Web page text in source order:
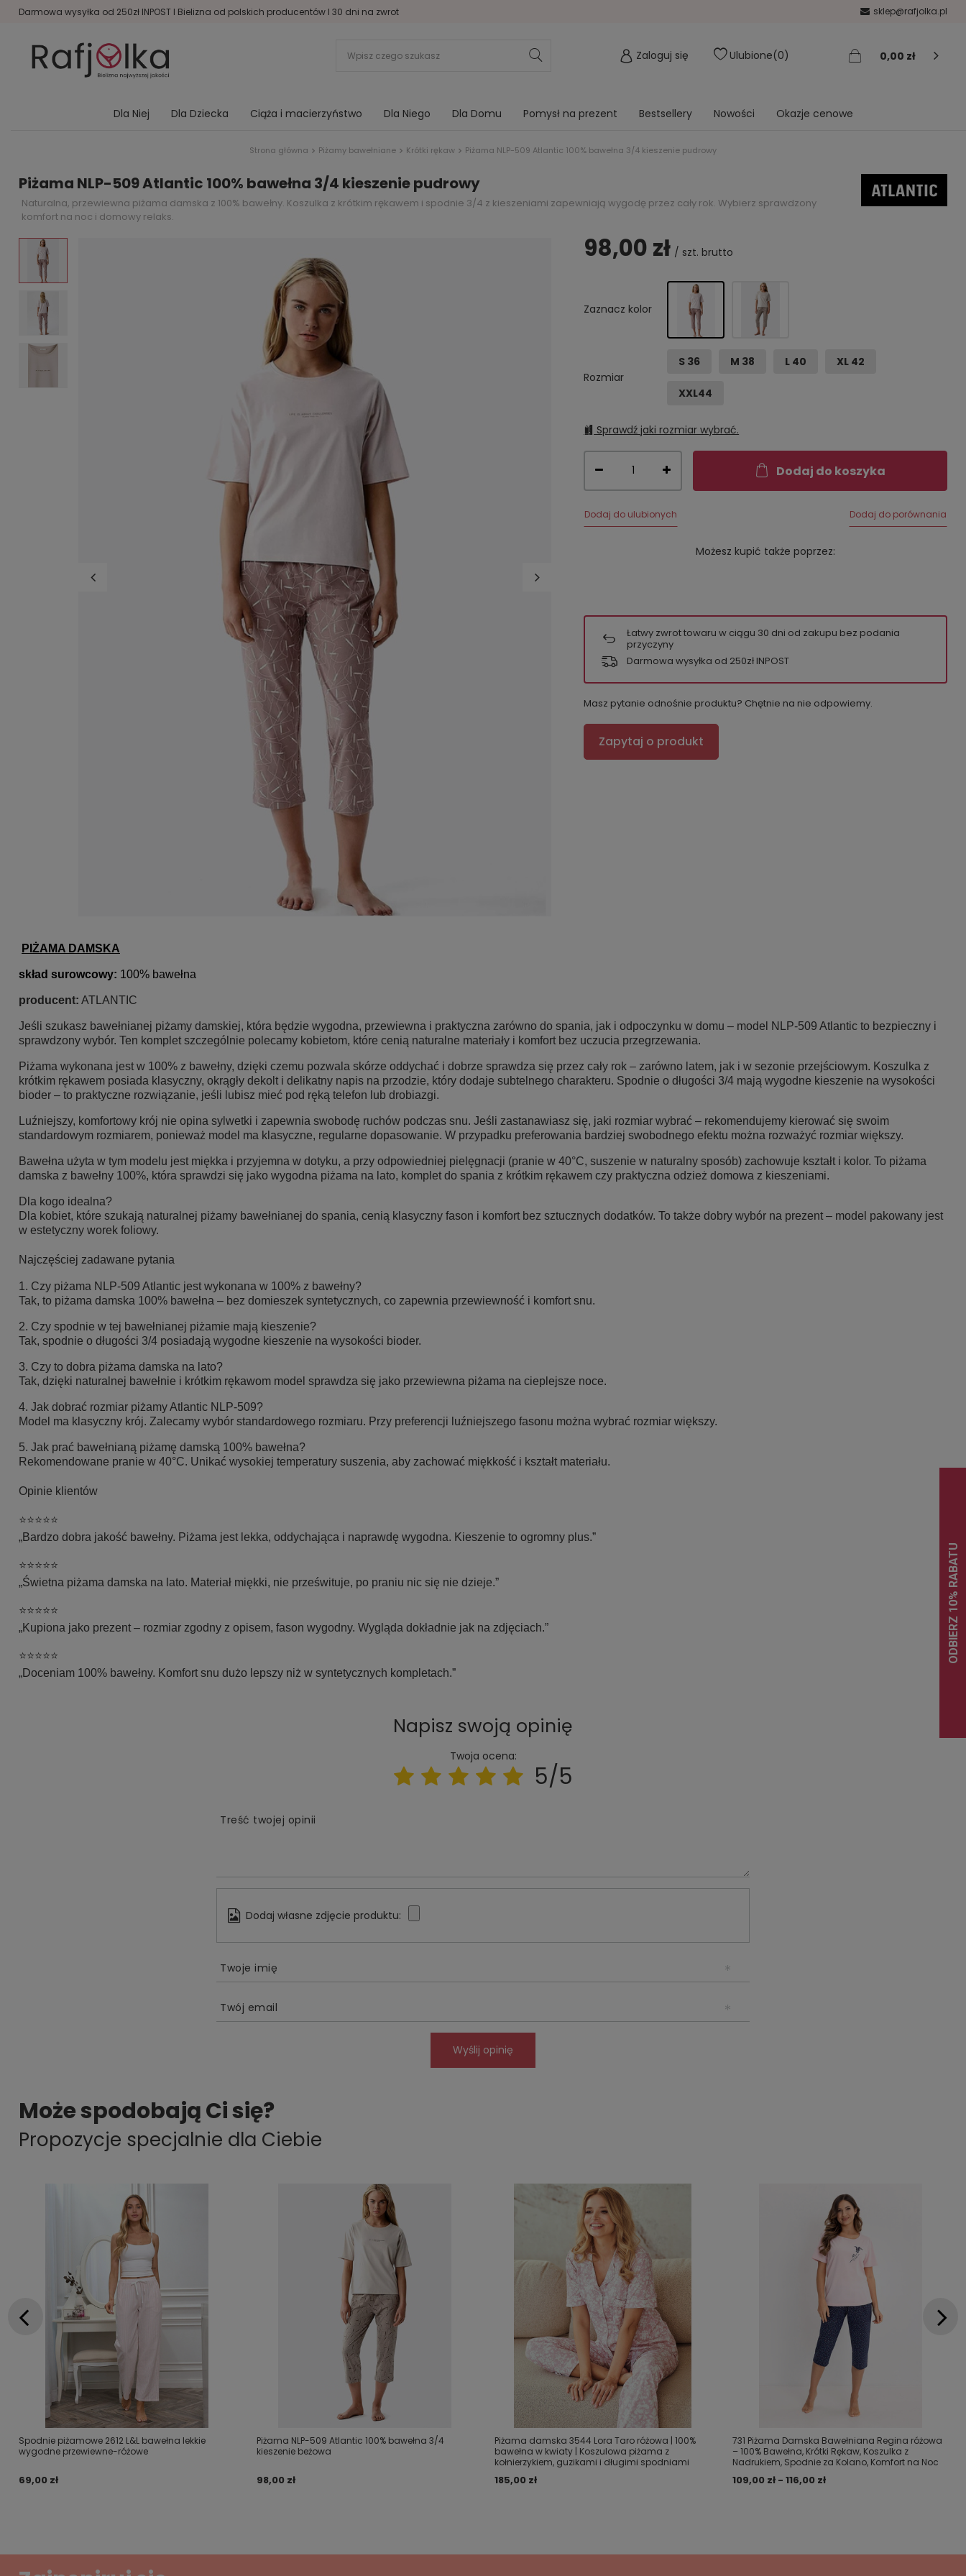
Darmowa wysyłka od 250zł INPOST I Bielizna od polskich producentów I 30 dni na zwrot sklep@rafjolka.pl
Zaloguj się Ulubione 0 0,00 zł
Dla Niej Dla Dziecka Ciąża i macierzyństwo Dla Niego Dla Domu Pomysł na prezent Bestsellery Nowości Okazje cenowe
Strona główna Piżamy bawełniane Krótki rękaw Piżama NLP-509 Atlantic 100% bawełna 3/4 kieszenie pudrowy
Piżama NLP-509 Atlantic 100% bawełna 3/4 kieszenie pudrowy
Naturalna, przewiewna piżama damska z 100% bawełny. Koszulka z krótkim rękawem i spodnie 3/4 z kieszeniami zapewniają wygodę przez cały rok. Wybierz sprawdzony
komfort na noc i domowy relaks.
98,00 zł / szt. brutto
Zaznacz kolor
Rozmiar
S 36 M 38 L 40 XL 42
XXL44
Sprawdź jaki rozmiar wybrać.
Dodaj do koszyka
Dodaj do ulubionych Dodaj do porównania
Możesz kupić także poprzez:
Łatwy zwrot towaru w ciągu 30 dni od zakupu bez podania
przyczyny
Darmowa wysyłka od 250zł INPOST
Masz pytanie odnośnie produktu? Chętnie na nie odpowiemy.
Zapytaj o produkt
PIŻAMA DAMSKA
skład surowcowy: 100% bawełna
producent: ATLANTIC
Jeśli szukasz bawełnianej piżamy damskiej, która będzie wygodna, przewiewna i praktyczna zarówno do spania, jak i odpoczynku w domu – model NLP-509 Atlantic to bezpieczny i
sprawdzony wybór. Ten komplet szczególnie polecamy kobietom, które cenią naturalne materiały i komfort bez uczucia przegrzewania.
Piżama wykonana jest w 100% z bawełny, dzięki czemu pozwala skórze oddychać i dobrze sprawdza się przez cały rok – zarówno latem, jak i w sezonie przejściowym. Koszulka z
krótkim rękawem posiada klasyczny, okrągły dekolt i delikatny napis na przodzie, który dodaje subtelnego charakteru. Spodnie o długości 3/4 mają wygodne kieszenie na wysokości
bioder – to praktyczne rozwiązanie, jeśli lubisz mieć pod ręką telefon lub drobiazgi.
Luźniejszy, komfortowy krój nie opina sylwetki i zapewnia swobodę ruchów podczas snu. Jeśli zastanawiasz się, jaki rozmiar wybrać – rekomendujemy kierować się swoim
standardowym rozmiarem, ponieważ model ma klasyczne, regularne dopasowanie. W przypadku preferowania bardziej swobodnego efektu można rozważyć rozmiar większy.
Bawełna użyta w tym modelu jest miękka i przyjemna w dotyku, a przy odpowiedniej pielęgnacji (pranie w 40°C, suszenie w naturalny sposób) zachowuje kształt i kolor. To piżama
damska z bawełny 100%, która sprawdzi się jako wygodna piżama na lato, komplet do spania z krótkim rękawem czy praktyczna odzież domowa z kieszeniami.
Dla kogo idealna?
Dla kobiet, które szukają naturalnej piżamy bawełnianej do spania, cenią klasyczny fason i komfort bez sztucznych dodatków. To także dobry wybór na prezent – model pakowany jest
w estetyczny worek foliowy.
Najczęściej zadawane pytania
1. Czy piżama NLP-509 Atlantic jest wykonana w 100% z bawełny?
Tak, to piżama damska 100% bawełna – bez domieszek syntetycznych, co zapewnia przewiewność i komfort snu.
2. Czy spodnie w tej bawełnianej piżamie mają kieszenie?
Tak, spodnie o długości 3/4 posiadają wygodne kieszenie na wysokości bioder.
3. Czy to dobra piżama damska na lato?
Tak, dzięki naturalnej bawełnie i krótkim rękawom model sprawdza się jako przewiewna piżama na cieplejsze noce.
4. Jak dobrać rozmiar piżamy Atlantic NLP-509?
Model ma klasyczny krój. Zalecamy wybór standardowego rozmiaru. Przy preferencji luźniejszego fasonu można wybrać rozmiar większy.
5. Jak prać bawełnianą piżamę damską 100% bawełna?
Rekomendowane pranie w 40°C. Unikać wysokiej temperatury suszenia, aby zachować miękkość i kształt materiału.
Opinie klientów
⭐⭐⭐⭐⭐
„Bardzo dobra jakość bawełny. Piżama jest lekka, oddychająca i naprawdę wygodna. Kieszenie to ogromny plus.”
⭐⭐⭐⭐⭐
„Świetna piżama damska na lato. Materiał miękki, nie prześwituje, po praniu nic się nie dzieje.”
⭐⭐⭐⭐⭐
„Kupiona jako prezent – rozmiar zgodny z opisem, fason wygodny. Wygląda dokładnie jak na zdjęciach.”
⭐⭐⭐⭐⭐
„Doceniam 100% bawełny. Komfort snu dużo lepszy niż w syntetycznych kompletach.”
Napisz swoją opinię
Twoja ocena:
5/5
Treść twojej opinii
Dodaj własne zdjęcie produktu:
Twoje imię
Twój email
Wyślij opinię
Może spodobają Ci się?
Propozycje specjalnie dla Ciebie
Spodnie piżamowe 2612 L&L bawełna lekkie
wygodne przewiewne-różowe
69,00 zł
Piżama NLP-509 Atlantic 100% bawełna 3/4
kieszenie beżowa
98,00 zł
Piżama damska 3544 Lora Taro różowa | 100%
bawełna w kwiaty | Koszulowa piżama z
kołnierzykiem, guzikami i długimi spodniami
185,00 zł
731 Piżama Damska Bawełniana Regina różowa
– 100% Bawełna, Krótki Rękaw, Koszulka z
Nadrukiem, Spodnie za Kolano, Komfort na Noc
109,00 zł - 116,00 zł